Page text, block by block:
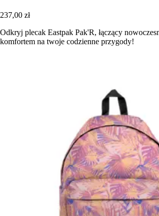
237,00 zł
Odkryj plecak Eastpak Pak'R, łączący
komfortem na twoje codzienne przygody!